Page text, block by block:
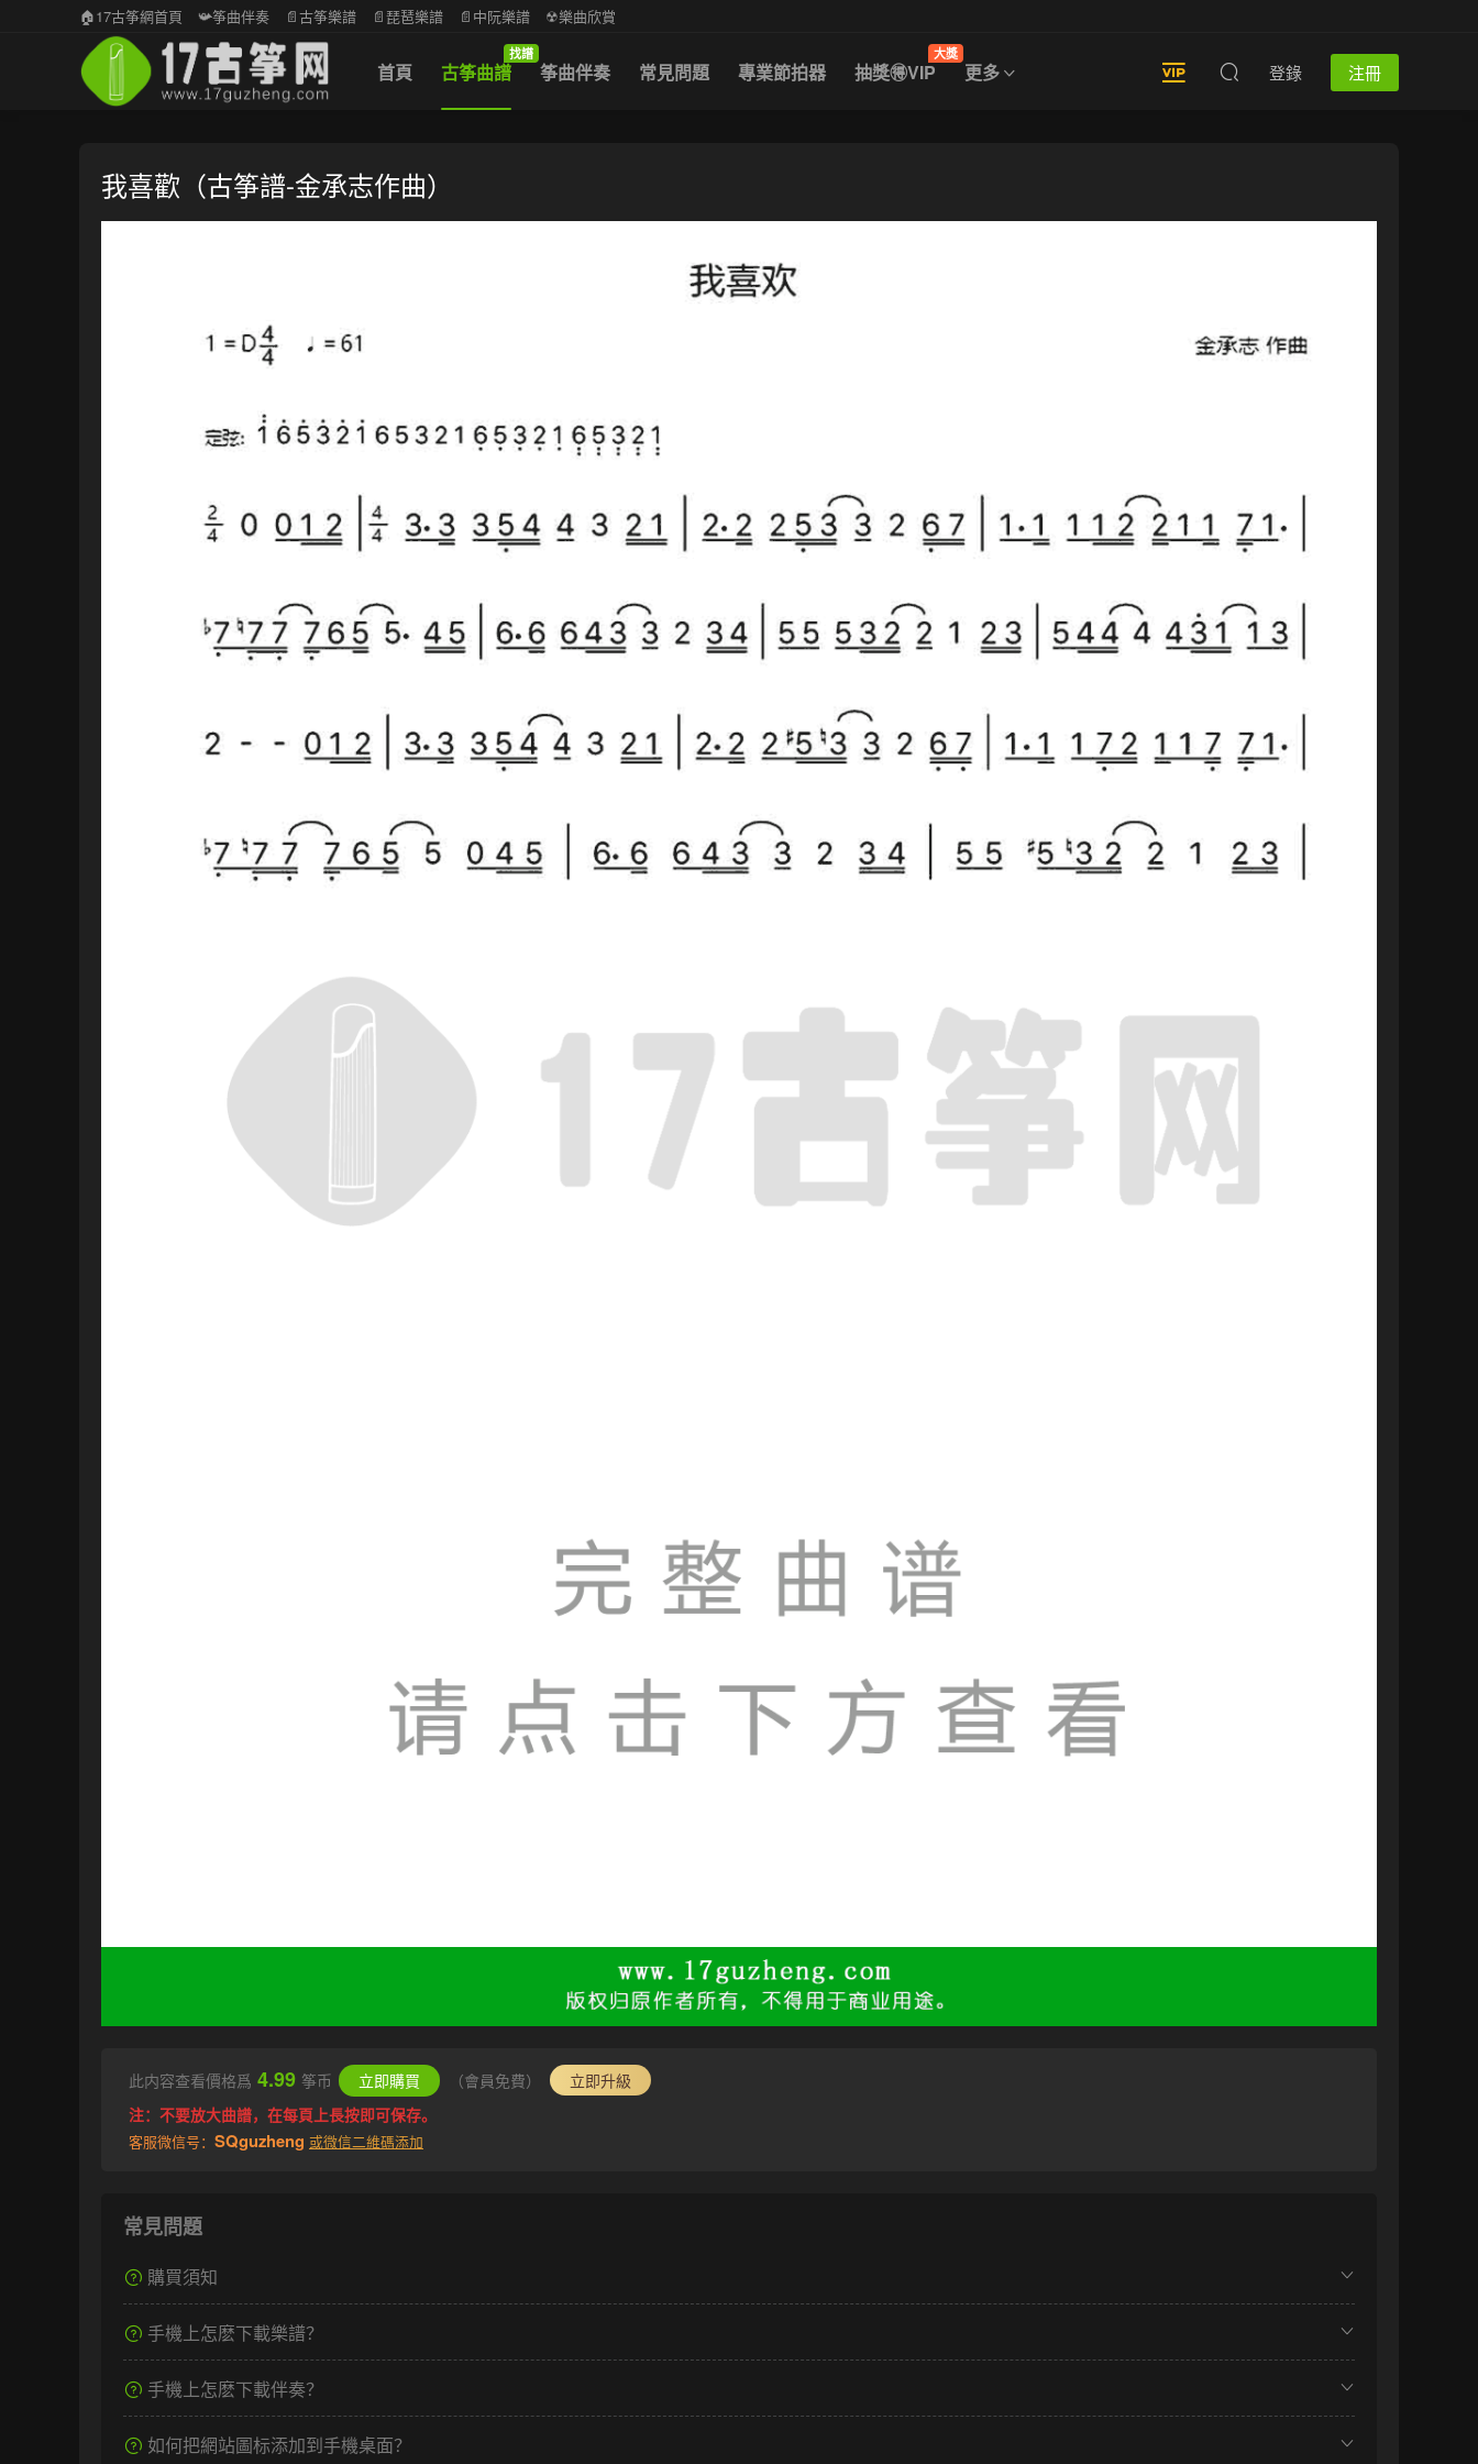
首頁 古筝曲譜
找譜
筝曲伴奏 常見問題 專業節拍器 抽獎🉐VIP
大獎
更多 登錄 注冊
🏠17古筝網首頁 📯筝曲伴奏 📄古筝樂譜 📄琵琶樂譜 📄中阮樂譜 ☢樂曲欣賞
我喜歡（古筝譜-金承志作曲）
此内容查看價格爲 4.99 筝币 立即購買 （會員免費）
立即升級
注：不要放大曲譜，在每頁上長按即可保存。
客服微信号： SQguzheng 或微信二維碼添加
常見問題
購買須知
手機上怎麽下載樂譜？
手機上怎麽下載伴奏？
如何把網站圖标添加到手機桌面？